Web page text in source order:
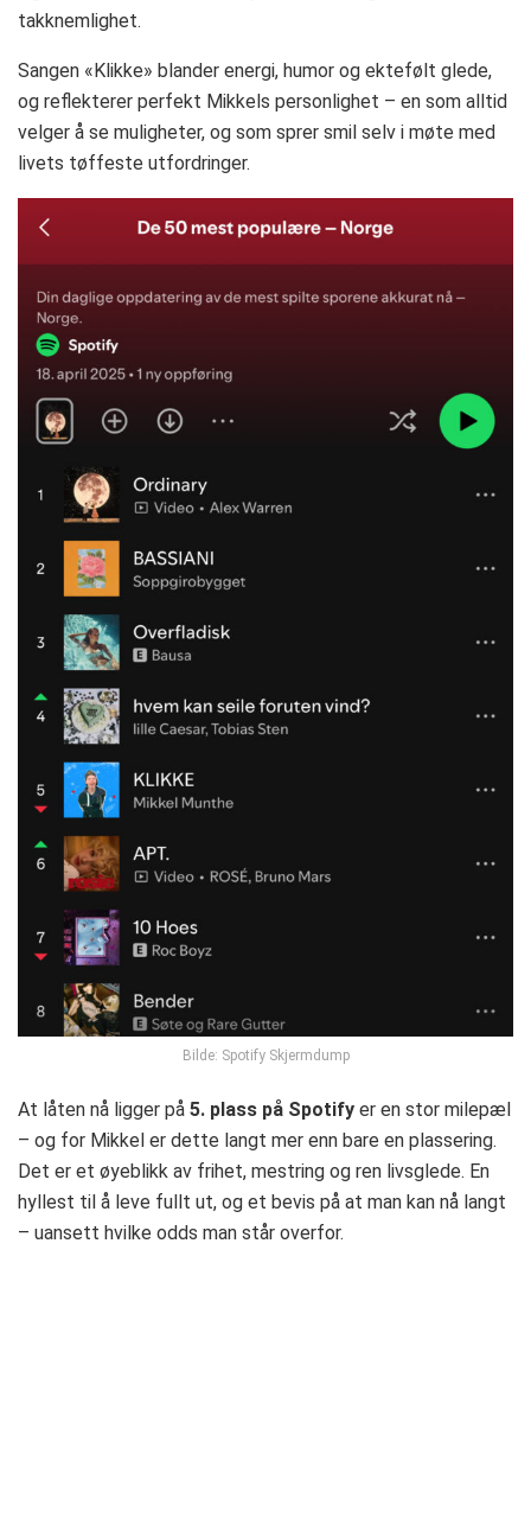
takknemlighet.
Sangen «Klikke» blander energi, humor og ektefølt glede,
og reflekterer perfekt Mikkels personlighet – en som alltid
velger å se muligheter, og som sprer smil selv i møte med
livets tøffeste utfordringer.
Bilde: Spotify Skjermdump
At låten nå ligger på 5. plass på Spotify er en stor milepæl
– og for Mikkel er dette langt mer enn bare en plassering.
Det er et øyeblikk av frihet, mestring og ren livsglede. En
hyllest til å leve fullt ut, og et bevis på at man kan nå langt
– uansett hvilke odds man står overfor.